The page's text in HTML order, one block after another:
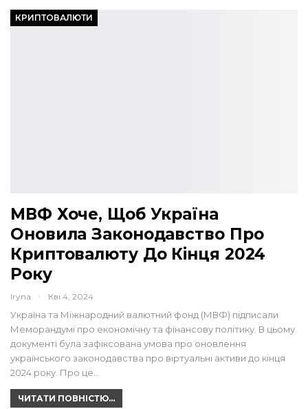
КРИПТОВАЛЮТИ
МВФ Хоче, Щоб Україна
Оновила Законодавство Про
Криптовалюту До Кінця 2024
Року
Iryna Кві 4, 2024
Україна та Міжнародний валютний фонд (МВФ) підписали
Меморандумі про економічну та фінансову політику. В цьому
документі була зафіксована умова про оновлення
українського законодавства про віртуальні активи до кінця
2024 року. Про це…
ЧИТАТИ ПОВНІСТЮ...